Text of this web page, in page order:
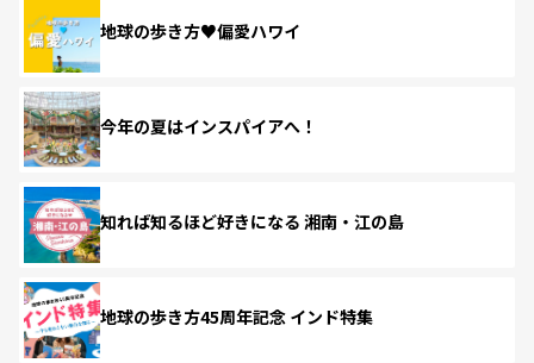
地球の歩き方♥偏愛ハワイ
今年の夏はインスパイアへ！
知れば知るほど好きになる 湘南・江の島
地球の歩き方45周年記念 インド特集